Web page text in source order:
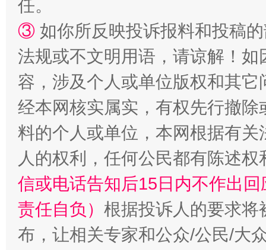
招工难、用工荒背后
任。
③ 如你所反映投诉报料和投稿
法规或不文明用语，请谅解！
容，涉及个人或单位版权和其它
经本网核实属实，有权先行撤
料的个人或单位，本网根据有
人的权利，任何公民都有陈述
信或电话告知后15日内不作出
责任自负） 根据投诉人的要求将
布，让相关专家和公众/公民/大